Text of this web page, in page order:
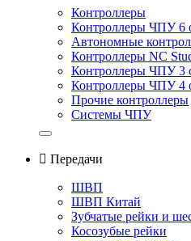
Контроллеры
Контроллеры ЧПУ 6
Автономные
Контроллеры NC
Контроллеры ЧПУ 3
Контроллеры ЧПУ 4
Прочие контроллеры
Системы ЧПУ
 Передачи
ШВП
ШВП Китай
Зубчатые рейки и
Косозубые рейки